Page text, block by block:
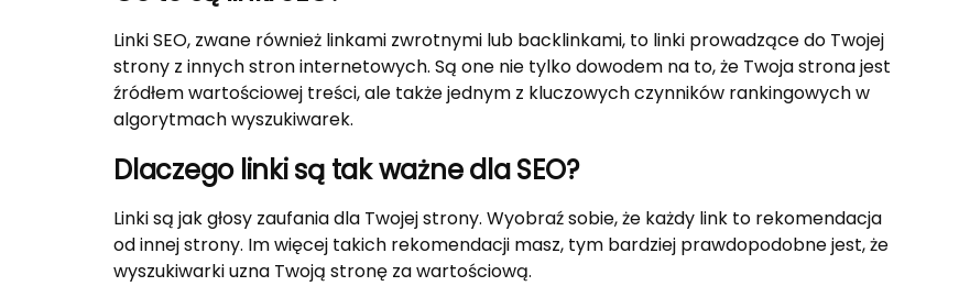
Linki SEO, zwane również linkami zwrotnymi lub backlinkami, to linki prowadzące do Twojej
strony z innych stron internetowych. Są one nie tylko dowodem na to, że Twoja strona jest
źródłem wartościowej treści, ale także jednym z kluczowych czynników rankingowych w
algorytmach wyszukiwarek.
Dlaczego linki są tak ważne dla SEO?
Linki są jak głosy zaufania dla Twojej strony. Wyobraź sobie, że każdy link to rekomendacja
od innej strony. Im więcej takich rekomendacji masz, tym bardziej prawdopodobne jest, że
wyszukiwarki uzna Twoją stronę za wartościową.